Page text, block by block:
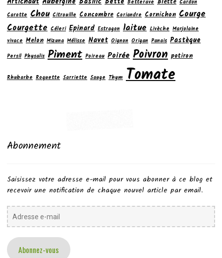
Betterave
Cardon
Carotte Chou Citrouille Concombre Coriandre Cornichon Courge
Courgette Céleri Epinard Estragon laitue Livèche Marjolaine
vivace Melon Mizuna Mélisse Navet Oignon Origan Panais Pastèque
Persil Physalis Piment Poireau Poirée Poivron potiron
Rhubarbe Roquette Sarriette Sauge Thym Tomate
Abonnement
Saisissez votre adresse e-mail pour vous abonner à ce blog et
recevoir une notification de chaque nouvel article par email.
Adresse
e-
Abonnez-vous